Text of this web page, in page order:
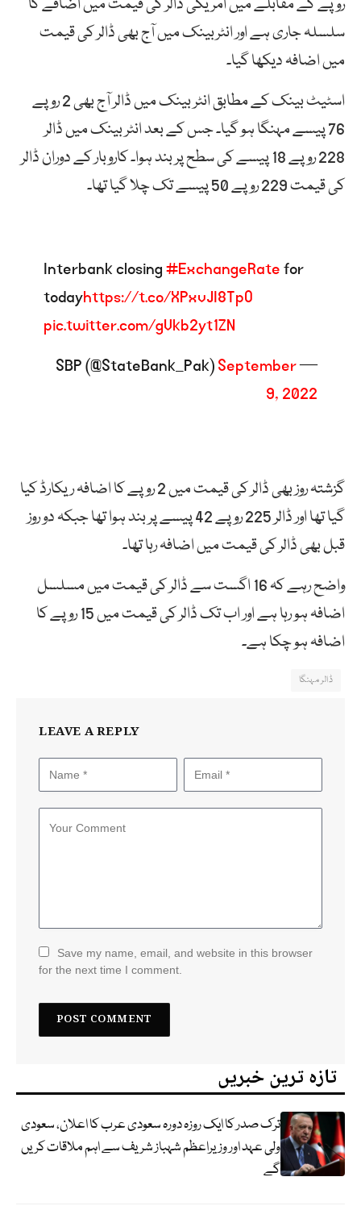
سلسلہ جاری ہے اور انٹربینک میں آج بھی ڈالر کی قیمت
میں اضافہ دیکھا گیا۔
اسٹیٹ بینک کے مطابق انٹر بینک میں ڈالر آج بھی 2 روپے
76 پیسے مہنگا ہو گیا۔ جس کے بعد انٹر بینک میں ڈالر
228 روپے 18 پیسے کی سطح پر بند ہوا۔ کاروبار کے دوران ڈالر
کی قیمت 229 روپے 50 پیسے تک چلا گیا تھا۔
Interbank closing#ExchangeRatefor
todayhttps://t.co/XPxvJI8TpO
pic.twitter.com/gVkb2yt1ZN
— SBP (@StateBank_Pak)
September
9, 2022
گزشتہ روز بھی ڈالر کی قیمت میں 2 روپے کا اضافہ ریکارڈ کیا
گیا تھا اور ڈالر 225 روپے 42 پیسے پر بند ہوا تھا جبکہ دو روز
قبل بھی ڈالر کی قیمت میں اضافہ رہا تھا۔
واضح رہے کہ 16 اگست سے ڈالر کی قیمت میں مسلسل
اضافہ ہو رہا ہے اور اب تک ڈالر کی قیمت میں 15 روپے کا
اضافہ ہو چکا ہے۔
ڈالر مہنگا
LEAVE A REPLY
Save my name, email, and website in this browser
for the next time I comment.
تازہ ترین خبریں
ترک صدر کا ایک روزہ دورہ سعودی عرب کا اعلان، سعودی
ولی عہد اور وزیراعظم شہباز شریف سے اہم ملاقات کریں
گے